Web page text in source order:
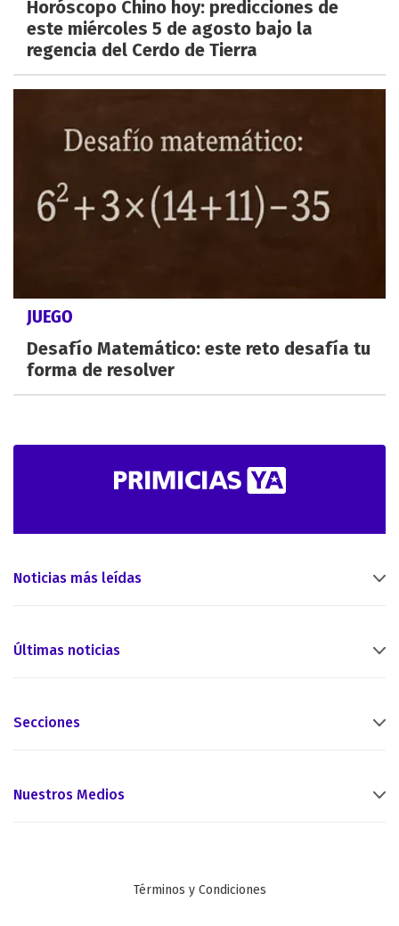
Horóscopo Chino hoy: predicciones de
este miércoles 5 de agosto bajo la
regencia del Cerdo de Tierra
JUEGO
Desafío Matemático: este reto desafía tu
forma de resolver
Noticias más leídas
Últimas noticias
Secciones
Nuestros Medios
Términos y Condiciones